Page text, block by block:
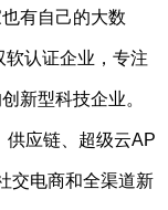
有自己的大数
认证企业，专注
新型科技企业。
供应链、超级云AP
交电商和全渠道新